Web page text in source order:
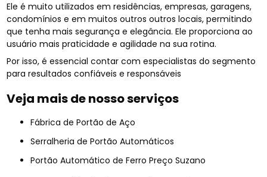
Ele é muito utilizados em residências, empresas, garagens,
condomínios e em muitos outros outros locais, permitindo
que tenha mais segurança e elegância. Ele proporciona ao
usuário mais praticidade e agilidade na sua rotina.
Por isso, é essencial contar com especialistas do segmento
para resultados confiáveis e responsáveis
Veja mais de nosso serviços
Fábrica de Portão de Aço
Serralheria de Portão Automáticos
Portão Automático de Ferro Preço Suzano